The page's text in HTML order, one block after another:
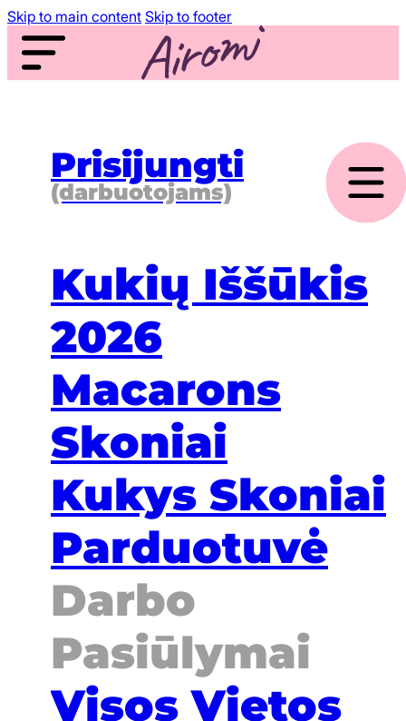
Skip to main content Skip to footer
Prisijungti
(darbuotojams)
Kukių Iššūkis
2026
Macarons
Skoniai
Kukys Skoniai
Parduotuvė
Darbo
Pasiūlymai
Visos Vietos